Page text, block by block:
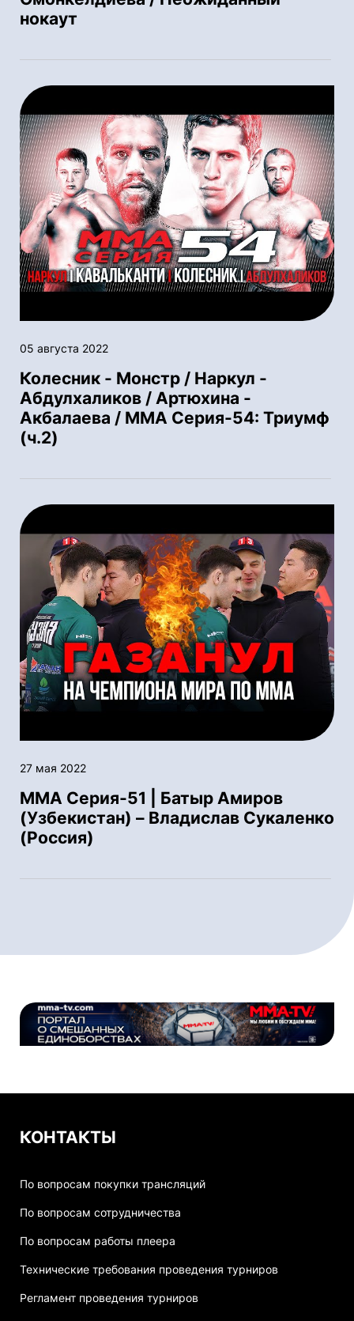
нокаут
05 августа 2022
Колесник - Монстр / Наркул -
Абдулхаликов / Артюхина -
Акбалаева / ММА Серия-54: Триумф
(ч.2)
27 мая 2022
ММА Серия-51 | Батыр Амиров
(Узбекистан) – Владислав Сукаленко
(Россия)
КОНТАКТЫ
По вопросам покупки трансляций
По вопросам сотрудничества
По вопросам работы плеера
Технические требования проведения турниров
Регламент проведения турниров